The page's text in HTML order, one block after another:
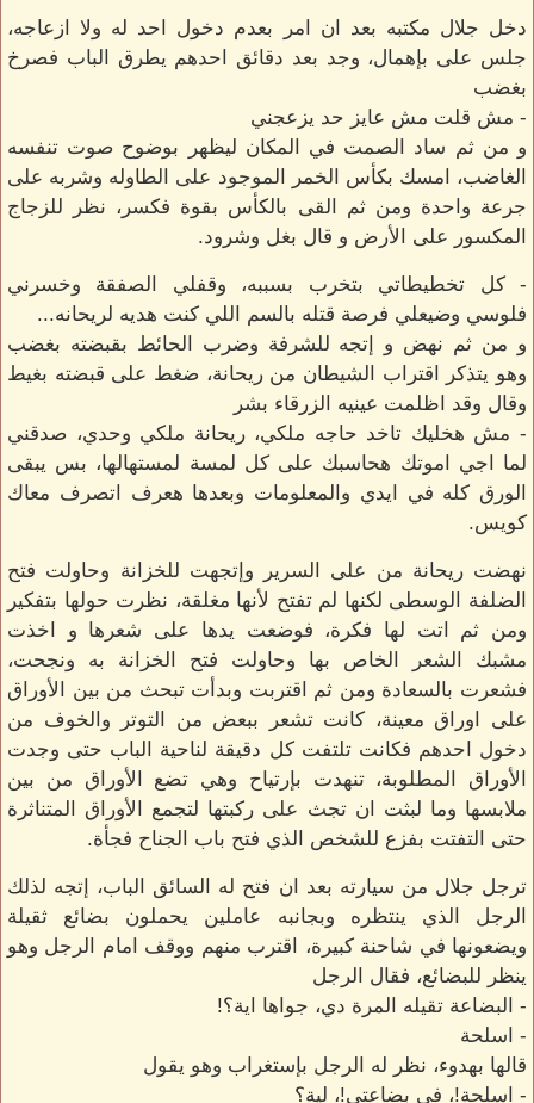
دخل جلال مكتبه بعد ان امر بعدم دخول احد له ولا ازعاجه،
جلس على بإهمال، وجد بعد دقائق احدهم يطرق الباب فصرخ
بغضب
- مش قلت مش عايز حد يزعجني
و من ثم ساد الصمت في المكان ليظهر بوضوح صوت تنفسه
الغاضب، امسك بكأس الخمر الموجود على الطاوله وشربه على
جرعة واحدة ومن ثم القى بالكأس بقوة فكسر، نظر للزجاج
المكسور على الأرض و قال بغل وشرود.
- كل تخطيطاتي بتخرب بسببه، وقفلي الصفقة وخسرني
فلوسي وضيعلي فرصة قتله بالسم اللي كنت هديه لريحانه...
و من ثم نهض و إتجه للشرفة وضرب الحائط بقبضته بغضب
وهو يتذكر اقتراب الشيطان من ريحانة، ضغط على قبضته بغيط
وقال وقد اظلمت عينيه الزرقاء بشر
- مش هخليك تاخد حاجه ملكي، ريحانة ملكي وحدي، صدقني
لما اجي اموتك هحاسبك على كل لمسة لمستهالها، بس يبقى
الورق كله في ايدي والمعلومات وبعدها هعرف اتصرف معاك
كويس.
نهضت ريحانة من على السرير وإتجهت للخزانة وحاولت فتح
الضلفة الوسطى لكنها لم تفتح لأنها مغلقة، نظرت حولها بتفكير
ومن ثم اتت لها فكرة، فوضعت يدها على شعرها و اخذت
مشبك الشعر الخاص بها وحاولت فتح الخزانة به ونجحت،
فشعرت بالسعادة ومن ثم اقتربت وبدأت تبحث من بين الأوراق
على اوراق معينة، كانت تشعر ببعض من التوتر والخوف من
دخول احدهم فكانت تلتفت كل دقيقة لناحية الباب حتى وجدت
الأوراق المطلوبة، تنهدت بإرتياح وهي تضع الأوراق من بين
ملابسها وما لبثت ان تجث على ركبتها لتجمع الأوراق المتناثرة
حتى التفتت بفزع للشخص الذي فتح باب الجناح فجأة.
ترجل جلال من سيارته بعد ان فتح له السائق الباب، إتجه لذلك
الرجل الذي ينتظره وبجانبه عاملين يحملون بضائع ثقيلة
ويضعونها في شاحنة كبيرة، اقترب منهم ووقف امام الرجل وهو
ينظر للبضائع، فقال الرجل
- البضاعة تقيله المرة دي، جواها اية؟!
- اسلحة
قالها بهدوء، نظر له الرجل بإستغراب وهو يقول
- اسلحة!، في بضاعتي!، لية؟